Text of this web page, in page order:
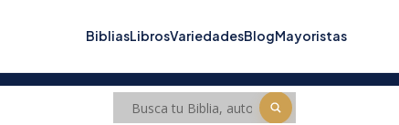
BibliasLibrosVariedadesBlogMayoristas